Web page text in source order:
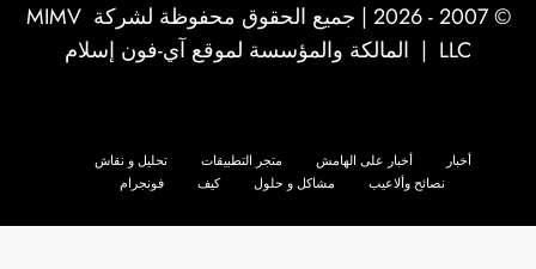
© 2007 - 2026 | جميع الحقوق محفوظة لشركة
MIMV
LLC | المالكة والمؤسسة لموقع آي-فون إسلام
أخبار أخبار على الهامش متجر التطبيقات
تحليل و نقاش
نصائح وألاعيب
مشاكل و حلول كيف فونجرام